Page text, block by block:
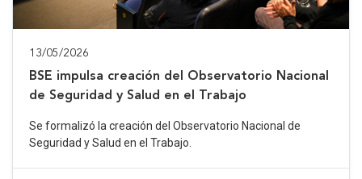
13/05/2026
BSE impulsa creación del Observatorio Nacional
de Seguridad y Salud en el Trabajo
Se formalizó la creación del Observatorio Nacional de
Seguridad y Salud en el Trabajo.